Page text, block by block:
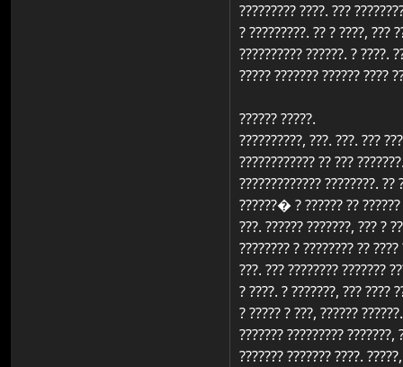
????????? ????. ???
? ?????????. ?? ? ????, ???
?????????? ??????. ? ????.
????? ??????? ?????? ????
?????? ?????.
??????????, ???. ???. ???
???????????? ?? ???
????????????? ????????.
??????� ? ?????? ?? ??????
???. ?????? ???????, ??? ?
???????? ? ???????? ??
???. ??? ???????? ???????
? ????. ? ???????, ??? ????
? ????? ? ???, ??????
??????? ?????????
??????? ??????? ????.